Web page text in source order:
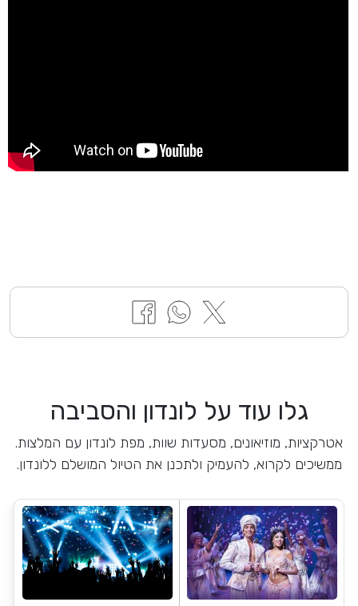
גלו עוד על לונדון והסביבה
אטרקציות, מוזיאונים, מסעדות שוות, מפת לונדון עם המלצות.
ממשיכים לקרוא, להעמיק ולתכנן את הטיול המושלם ללונדון.